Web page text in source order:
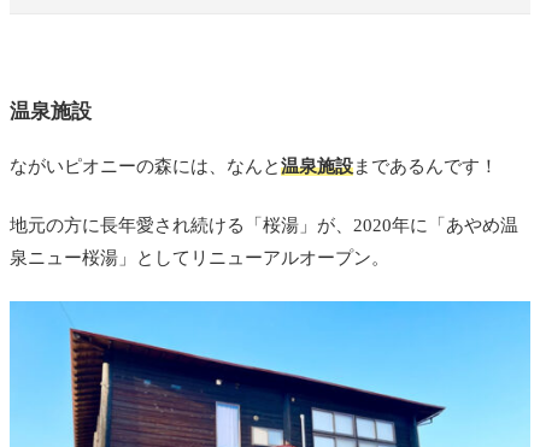
温泉施設
ながいピオニーの森には、なんと温泉施設まであるんです！
地元の方に長年愛され続ける「桜湯」が、2020年に「あやめ温
泉ニュー桜湯」としてリニューアルオープン。